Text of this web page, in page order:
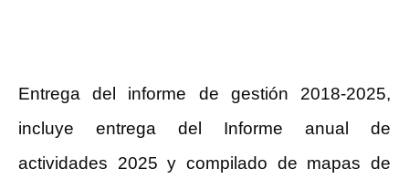
Entrega del informe de gestión 2018-2025,
incluye entrega del Informe anual de
actividades 2025 y compilado de mapas de